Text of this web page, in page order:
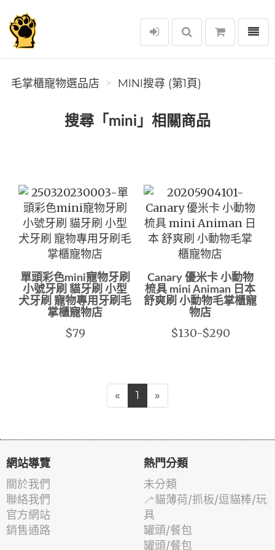
毛掌櫃寵物選品店
選單
毛掌櫃寵物選品店 MINI搜尋 (第1頁)
搜尋「mini」相關商品
單頭彩色mini寵物牙刷
小號牙刷 貓牙刷 小型
犬牙刷 寵物專用牙刷毛
掌櫃寵物店
$79
Canary 優米卡 小動物
梳具 mini Animan 日本
舒爽刷 小動物毛掌櫃寵
物店
$130-$290
« 1 »
網站導覽
關於我們
聯絡我們
官方網站
銷售通路
熱門分類
未分類
🦯貓薄荷/抓板/逗貓棒/玩
具
罐頭/餐包
罐頭/餐包